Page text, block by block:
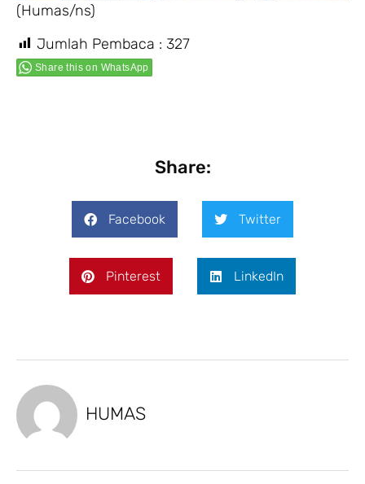
(Humas/ns)
Jumlah Pembaca : 327
Share this on WhatsApp
Share:
Facebook Twitter
Pinterest LinkedIn
HUMAS